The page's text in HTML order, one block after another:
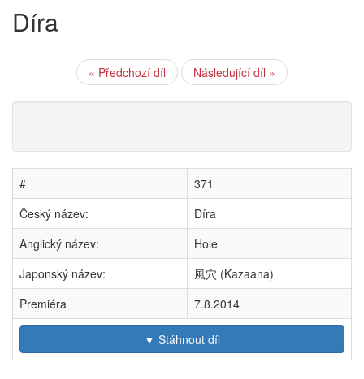
Díra
« Předchozí díl Následující díl »
#
371
Český název:
Díra
Anglický název:
Hole
Japonský název:
風穴 (Kazaana)
Premiéra
7.8.2014
▼ Stáhnout díl